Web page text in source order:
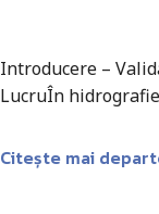
Introducere –
LucruÎn
Citește mai